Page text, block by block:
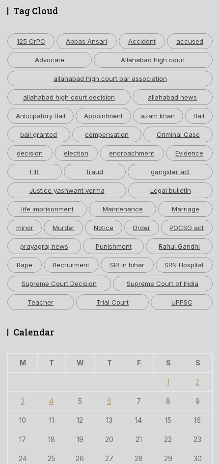
Tag Cloud
125 CrPC Abbas Ansari Accident accused
Advocate Allahabad high court
allahabad high court bar association
allahabad high court decision allahabad news
Anticipatory Bail Appointment azam khan Bail
bail granted compensation Criminal Case
decision election encroachment Evidence
FIR fraud gangster act
Justice yashwant verma Legal bulletin
life imprisonment Maintenance Marriage
minor Murder Notice Order POCSO act
prayagraj news Punishment Rahul Gandhi
Rape Recruitment SIR in bihar SRN Hospital
Supreme Court Decision Supreme Court of India
Teacher Trial Court UPPSC
Calendar
M T W T F S S
1 2
3 4 5 6 7 8 9
10 11 12 13 14 15 16
17 18 19 20 21 22 23
24 25 26 27 28 29 30